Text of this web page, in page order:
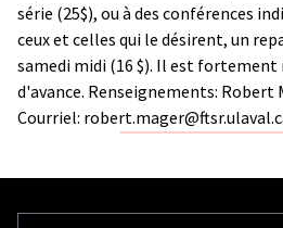
série (25$), ou à des conférences
ceux et celles qui le désirent, un
samedi midi (16 $). Il est fortement
d'avance. Renseignements: Robert
Courriel: